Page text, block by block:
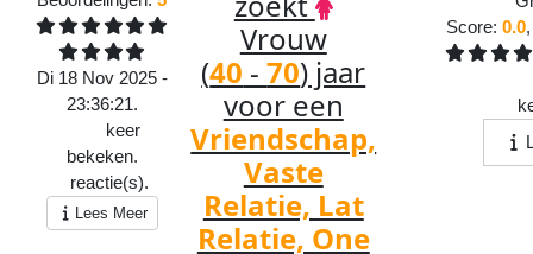
Di 18 Nov 2025 -
23:36:21.
keer
bekeken.
reactie(s).
Lees Meer
Vrouw
(40 -70) jaar
voor een
Vriendschap,
Vaste
Relatie, Lat
Relatie, One
Score:0.0